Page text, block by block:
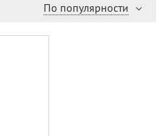
По популярности